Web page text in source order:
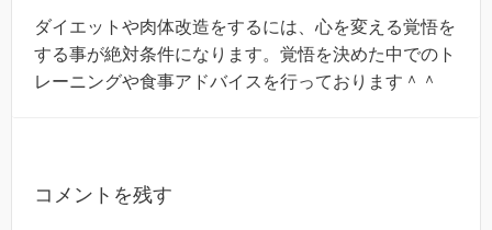
ダイエットや肉体改造をするには、心を変える覚悟を
する事が絶対条件になります。覚悟を決めた中でのト
レーニングや食事アドバイスを行っております＾＾
コメントを残す